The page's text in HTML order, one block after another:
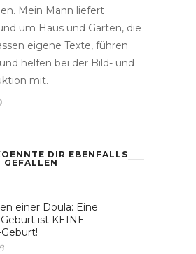
Mein Mann liefert
um Haus und Garten, die
eigene Texte, führen
helfen bei der Bild- und
mit.
DIR EBENFALLS
GEFALLEN
einer Doula: Eine
ist KEINE